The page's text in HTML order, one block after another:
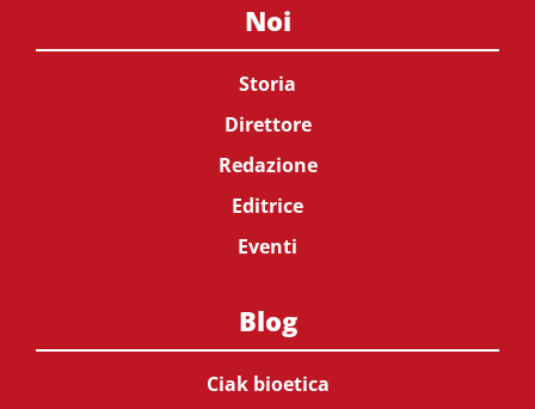
Noi
Storia
Direttore
Redazione
Editrice
Eventi
Blog
Ciak bioetica